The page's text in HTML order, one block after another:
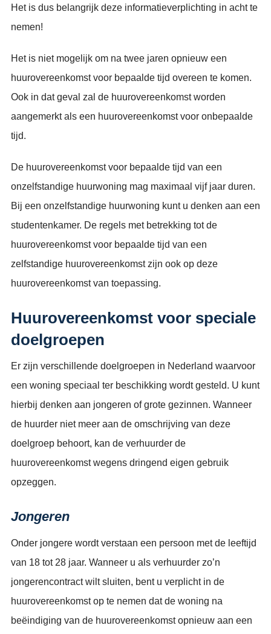
Het is dus belangrijk deze informatieverplichting in acht te
nemen!
Het is niet mogelijk om na twee jaren opnieuw een
huurovereenkomst voor bepaalde tijd overeen te komen.
Ook in dat geval zal de huurovereenkomst worden
aangemerkt als een huurovereenkomst voor onbepaalde
tijd.
De huurovereenkomst voor bepaalde tijd van een
onzelfstandige huurwoning mag maximaal vijf jaar duren.
Bij een onzelfstandige huurwoning kunt u denken aan een
studentenkamer. De regels met betrekking tot de
huurovereenkomst voor bepaalde tijd van een
zelfstandige huurovereenkomst zijn ook op deze
huurovereenkomst van toepassing.
Huurovereenkomst voor speciale
doelgroepen
Er zijn verschillende doelgroepen in Nederland waarvoor
een woning speciaal ter beschikking wordt gesteld. U kunt
hierbij denken aan jongeren of grote gezinnen. Wanneer
de huurder niet meer aan de omschrijving van deze
doelgroep behoort, kan de verhuurder de
huurovereenkomst wegens dringend eigen gebruik
opzeggen.
Jongeren
Onder jongere wordt verstaan een persoon met de leeftijd
van 18 tot 28 jaar. Wanneer u als verhuurder zo’n
jongerencontract wilt sluiten, bent u verplicht in de
huurovereenkomst op te nemen dat de woning na
beëindiging van de huurovereenkomst opnieuw aan een